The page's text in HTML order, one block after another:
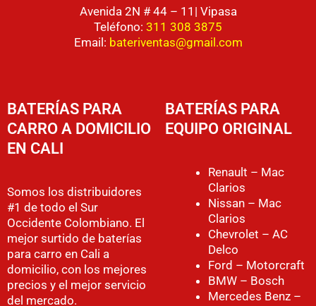
Avenida 2N # 44 – 11| Vipasa
Teléfono: 311 308 3875
Email: bateriventas@gmail.com
BATERÍAS PARA
CARRO A DOMICILIO
EN CALI
Somos los distribuidores
#1 de todo el Sur
Occidente Colombiano. El
mejor surtido de baterías
para carro en Cali a
domicilio, con los mejores
precios y el mejor servicio
del mercado.
BATERÍAS PARA
EQUIPO ORIGINAL
Renault – Mac
Clarios
Nissan – Mac
Clarios
Chevrolet – AC
Delco
Ford – Motorcraft
BMW – Bosch
Mercedes Benz –